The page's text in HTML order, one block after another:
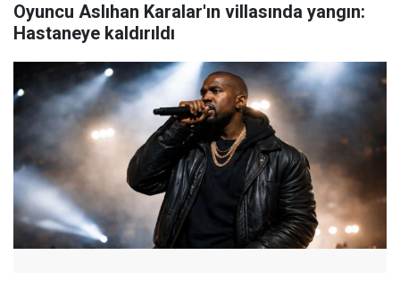
Oyuncu Aslıhan Karalar'ın villasında yangın:
Hastaneye kaldırıldı